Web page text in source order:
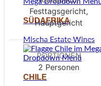
SÜDAFRIKA
Mischa Estate Wines
CHILE
Festtagsgericht,
Hauptgericht
PORTIONEN
2 Personen